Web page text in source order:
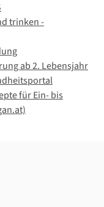
trinken -
ab 2. Lebensjahr
für Ein- bis